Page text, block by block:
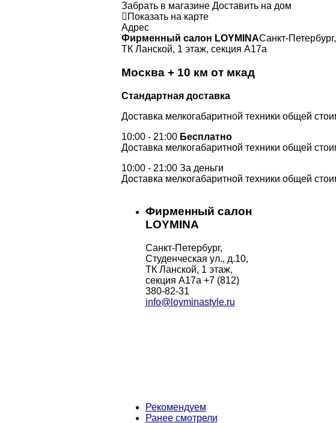
Забрать в магазине Доставить на дом
Показать на карте
Адрес
Фирменный салон LOYMINAСанкт-
ТК Ланской, 1 этаж, секция А17а
Москва + 10 км от мкад
Стандартная доставка
Доставка мелкогабаритной техники общей
10:00 - 21:00 Бесплатно
Доставка мелкогабаритной техники общей
10:00 - 21:00 За деньги
Доставка мелкогабаритной техники общей
Фирменный салон
LOYMINA
Санкт-Петербург,
Студенческая ул., д.10,
ТК Ланской, 1 этаж,
секция А17а +7 (812)
380-82-31
info@loyminastyle.ru
Рекомендуем
Ранее смотрели